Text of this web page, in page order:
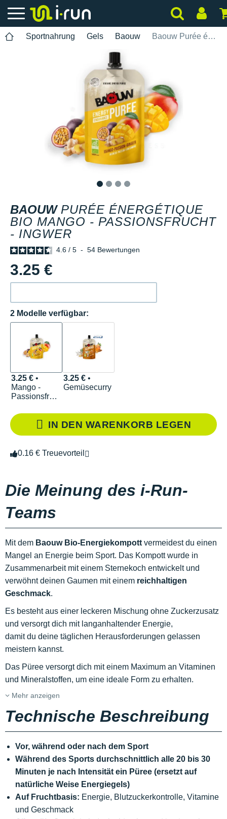
Sportnahrung Gels Baouw Baouw Purée énergétique Bio Mango - Passionsfrucht - Ingwer
BAOUW PURÉE ÉNERGÉTIQUE
BIO MANGO - PASSIONSFRUCHT
- INGWER
4.6 / 5 - 54 Bewertungen
3.25 €
2 Modelle verfügbar:
3.25 €•
Mango -
Passionsfrucht
3.25 €•
Gemüsecurry
IN DEN WARENKORB LEGEN
0.16 € Treuevorteil
Die Meinung des i-Run-
Teams
Mit dem Baouw Bio-Energiekompott vermeidest du einen
Mangel an Energie beim Sport. Das Kompott wurde in
Zusammenarbeit mit einem Sternekoch entwickelt und
verwöhnt deinen Gaumen mit einem reichhaltigen
Geschmack.
Es besteht aus einer leckeren Mischung ohne Zuckerzusatz
und versorgt dich mit langanhaltender Energie,
damit du deine täglichen Herausforderungen gelassen
meistern kannst.
Das Püree versorgt dich mit einem Maximum an Vitaminen
und Mineralstoffen, um eine ideale Form zu erhalten.
Mehr anzeigen
Technische Beschreibung
Vor, während oder nach dem Sport
Während des Sports durchschnittlich alle 20 bis 30
Minuten je nach Intensität ein Püree (ersetzt auf
natürliche Weise Energiegels)
Auf Fruchtbasis: Energie, Blutzuckerkontrolle, Vitamine
und Geschmack